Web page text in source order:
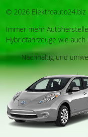
© 2026 Elektroauto24.biz
Immer mehr
Hybridfahrzeuge wie
Nachhaltig und